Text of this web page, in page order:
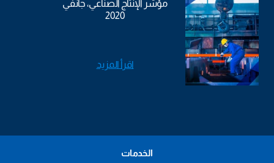
مؤشر الإنتاج الصناعي، جانفي
2020
اقرأ المزيد
الخدمات